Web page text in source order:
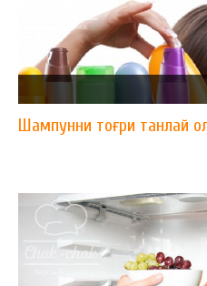
Шампунни тоғри танлай